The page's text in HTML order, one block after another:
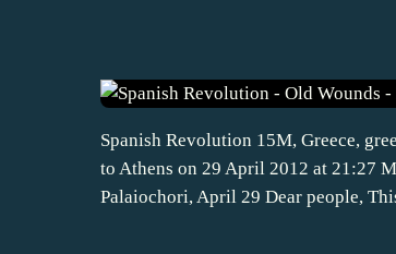
Spanish Revolution 15M, Greece,
to Athens on 29 April 2012 at 21:27
Palaiochori, April 29 Dear people,